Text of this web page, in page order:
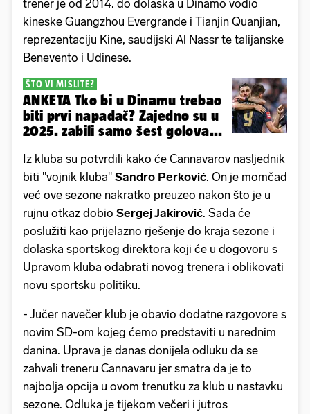
trener je od 2014. do dolaska u Dinamo vodio
kineske Guangzhou Evergrande i Tianjin Quanjian,
reprezentaciju Kine, saudijski Al Nassr te talijanske
Benevento i Udinese.
ŠTO VI MISLITE?
ANKETA Tko bi u Dinamu trebao
biti prvi napadač? Zajedno su u
2025. zabili samo šest golova...
Iz kluba su potvrdili kako će Cannavarov nasljednik
biti "vojnik kluba" Sandro Perković. On je momčad
već ove sezone nakratko preuzeo nakon što je u
rujnu otkaz dobio Sergej Jakirović. Sada će
poslužiti kao prijelazno rješenje do kraja sezone i
dolaska sportskog direktora koji će u dogovoru s
Upravom kluba odabrati novog trenera i oblikovati
novu sportsku politiku.
- Jučer navečer klub je obavio dodatne razgovore s
novim SD-om kojeg ćemo predstaviti u narednim
danina. Uprava je danas donijela odluku da se
zahvali treneru Cannavaru jer smatra da je to
najbolja opcija u ovom trenutku za klub u nastavku
sezone. Odluka je tijekom večeri i jutros